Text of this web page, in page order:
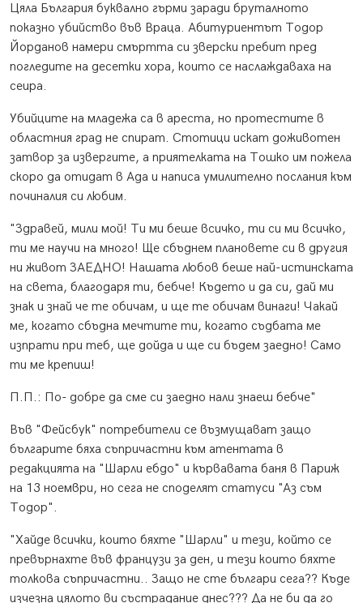
Цяла България буквално гърми заради бруталното
показно убийство във Враца. Абитуриентът Тодор
Йорданов намери смъртта си зверски пребит пред
погледите на десетки хора, които се наслаждаваха на
сеира.
Убийците на младежа са в ареста, но протестите в
областния град не спират. Стотици искат доживотен
затвор за извергите, а приятелката на Тошко им пожела
скоро да отидат в Ада и написа умилително послания към
починалия си любим.
"Здравей, мили мой! Ти ми беше всичко, ти си ми всичко,
ти ме научи на много! Ще сбъднем плановете си в другия
ни живот ЗАЕДНО! Нашата любов беше най-истинската
на света, благодаря ти, бебче! Където и да си, дай ми
знак и знай че те обичам, и ще те обичам винаги! Чакай
ме, когато сбъдна мечтите ти, когато съдбата ме
изпрати при теб, ще дойда и ще си бъдем заедно! Само
ти ме крепиш!
П.П.: По- добре да сме си заедно нали знаеш бебче"
Във "Фейсбук" потребители се възмущават защо
българите бяха съпричастни към атентата в
редакцията на "Шарли ебдо" и кървавата баня в Париж
на 13 ноември, но сега не споделят статуси "Аз съм
Тодор".
"Хайде всички, които бяхте "Шарли" и тези, който се
превърнахте във французи за ден, и тези които бяхте
толкова съпричастни.. Защо не сте българи сега?? Къде
изчезна цялото ви състрадание днес??? Да не би да го